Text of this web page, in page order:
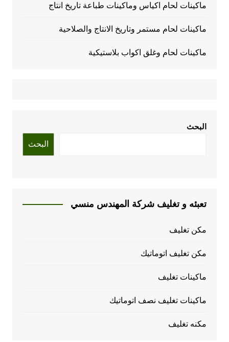
ماكينات لحام اكياس وماكينات طباعة تاريخ انتاج
ماكينات لحام مستمر وتاريخ الانتاج والصلاحية
ماكينات لحام وغلق اكواب بلاستيكية
البحث
البحث
تعبئه و تغليف شركة المهندس منسي
مكن تغليف
مكن تغليف اتوماتيك
ماكينات تغليف
ماكينات تغليف نصف اتوماتيك
مكنه تغليف